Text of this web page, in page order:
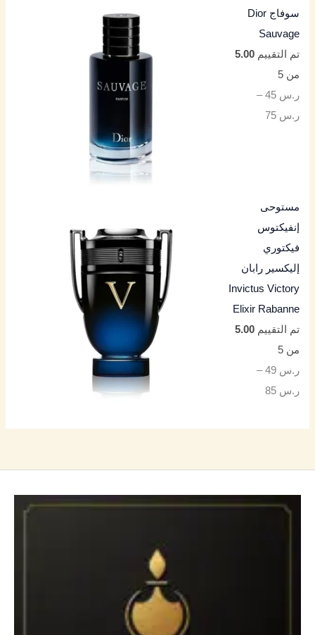
سوفاج Dior
Sauvage
تم التقييم5.00
من 5
ر.س 45
–
ر.س 75
مستوحى
إنفيكتوس
فيكتوري
إليكسير رابان
Invictus Victory
Elixir Rabanne
تم التقييم5.00
من 5
ر.س 49
–
ر.س 85